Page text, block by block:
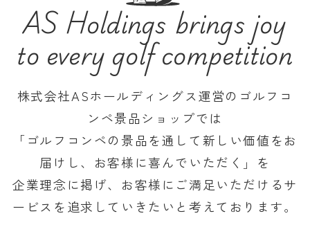
AS Holdings brings joy
to every golf competition
株式会社ASホールディングス運営のゴルフコ
ンペ景品ショップでは
「ゴルフコンペの景品を通して新しい価値をお
届けし、お客様に喜んでいただく」を
企業理念に掲げ、お客様にご満足いただけるサ
ービスを追求していきたいと考えております。